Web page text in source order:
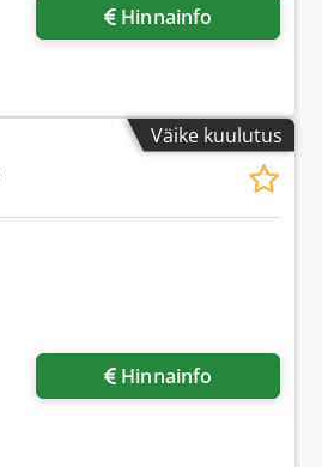
Hinnainfo
Väike kuulutus
Hinnainfo